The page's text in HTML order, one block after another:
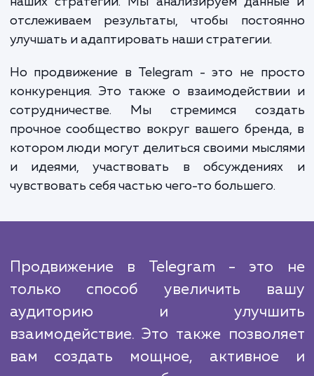
разнообразным. Вы можете
значительный прирост
приводит к увеличению продаж,
бренда и расширению рынка.
Работа по продвижению в Telegram
постоянного внимания и адаптации.
алгоритмы и интересы аудитории
меняются, и мы остаемся на переднем крае
изменений, чтобы обеспечить
отслеживаем результаты, чтобы
улучшать и адаптировать наши стратегии.
Но продвижение в Telegram - это не
конкуренция. Это также о
сотрудничестве. Мы стремимся